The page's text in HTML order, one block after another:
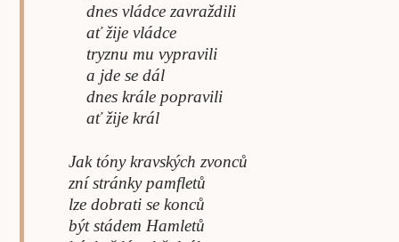
dnes vládce zavraždili
ať žije vládce
tryznu mu vypravili
a jde se dál
dnes krále popravili
ať žije král
Jak tóny kravských zvonců
zní stránky pamfletů
lze dobrati se konců
být stádem Hamletů